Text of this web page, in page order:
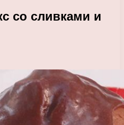
со сливками и